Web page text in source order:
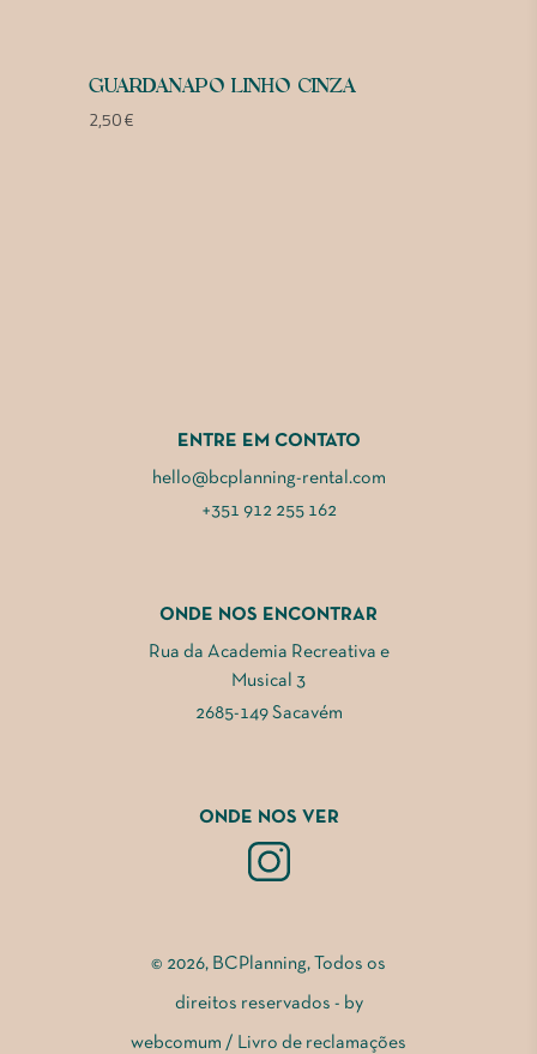
GUARDANAPO LINHO CINZA
2,50€
ENTRE EM CONTATO
hello@bcplanning-rental.com
+351 912 255 162
ONDE NOS ENCONTRAR
Rua da Academia Recreativa e
Musical 3
2685-149 Sacavém
ONDE NOS VER
© 2026, BCPlanning, Todos os
direitos reservados - by
webcomum / Livro de reclamações